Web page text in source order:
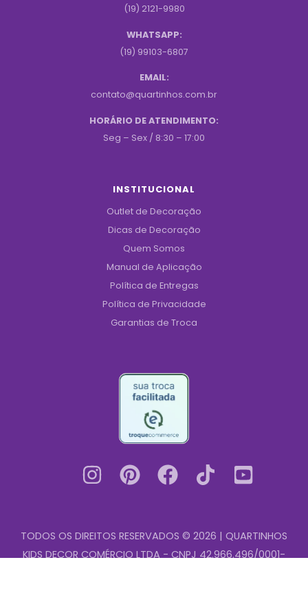
(19) 2121-9980
WHATSAPP:
(19) 99103-6807
EMAIL:
contato@quartinhos.com.br
HORÁRIO DE ATENDIMENTO:
Seg – Sex / 8:30 – 17:00
INSTITUCIONAL
Outlet de Decoração
Dicas de Decoração
Quem Somos
Manual de Aplicação
Política de Entregas
Política de Privacidade
Garantias de Troca
TODOS OS DIREITOS RESERVADOS © 2026 | QUARTINHOS
KIDS DECOR COMÉRCIO LTDA - CNPJ 42.966.496/0001-